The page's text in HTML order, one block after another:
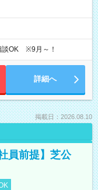
OK ※9月～！
詳細へ
掲載日：2026.08.10
員前提】芝公